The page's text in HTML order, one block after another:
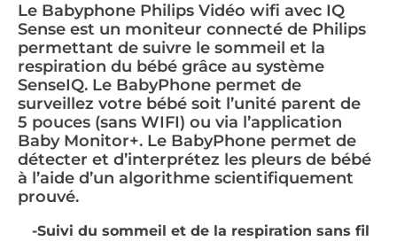
Le Babyphone Philips Vidéo wifi avec IQ
Sense est un moniteur connecté de Philips
permettant de suivre le sommeil et la
respiration du bébé grâce au système
SenseIQ. Le BabyPhone permet de
surveillez votre bébé soit l’unité parent de
5 pouces (sans WIFI) ou via l’application
Baby Monitor+. Le BabyPhone permet de
détecter et d’interprétez les pleurs de bébé
à l’aide d’un algorithme scientifiquement
prouvé.
-Suivi du sommeil et de la respiration sans fil